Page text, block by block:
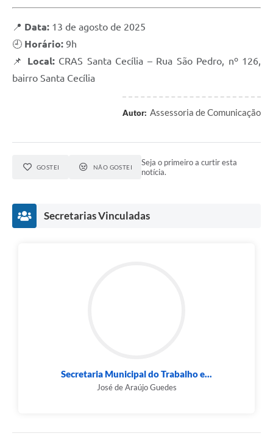
📍 Data: 13 de agosto de 2025
🕘 Horário: 9h
📌 Local:CRAS Santa Cecília – Rua São Pedro, nº 126,
bairro Santa Cecília
Autor: Assessoria de Comunicação
GOSTEI NÃO GOSTEI
Seja o primeiro a curtir esta
notícia.
Secretarias Vinculadas
Secretaria Municipal do Trabalho e...
José de Araújo Guedes